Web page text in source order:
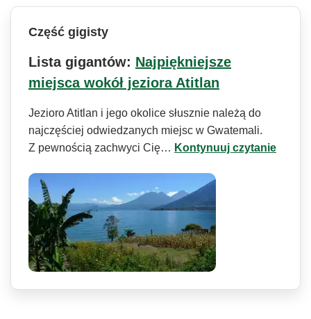
Część gigisty
Lista gigantów: Najpiękniejsze
miejsca wokół jeziora Atitlan
Jezioro Atitlan i jego okolice słusznie należą do
najczęściej odwiedzanych miejsc w Gwatemali.
Z pewnością zachwyci Cię… Kontynuuj czytanie